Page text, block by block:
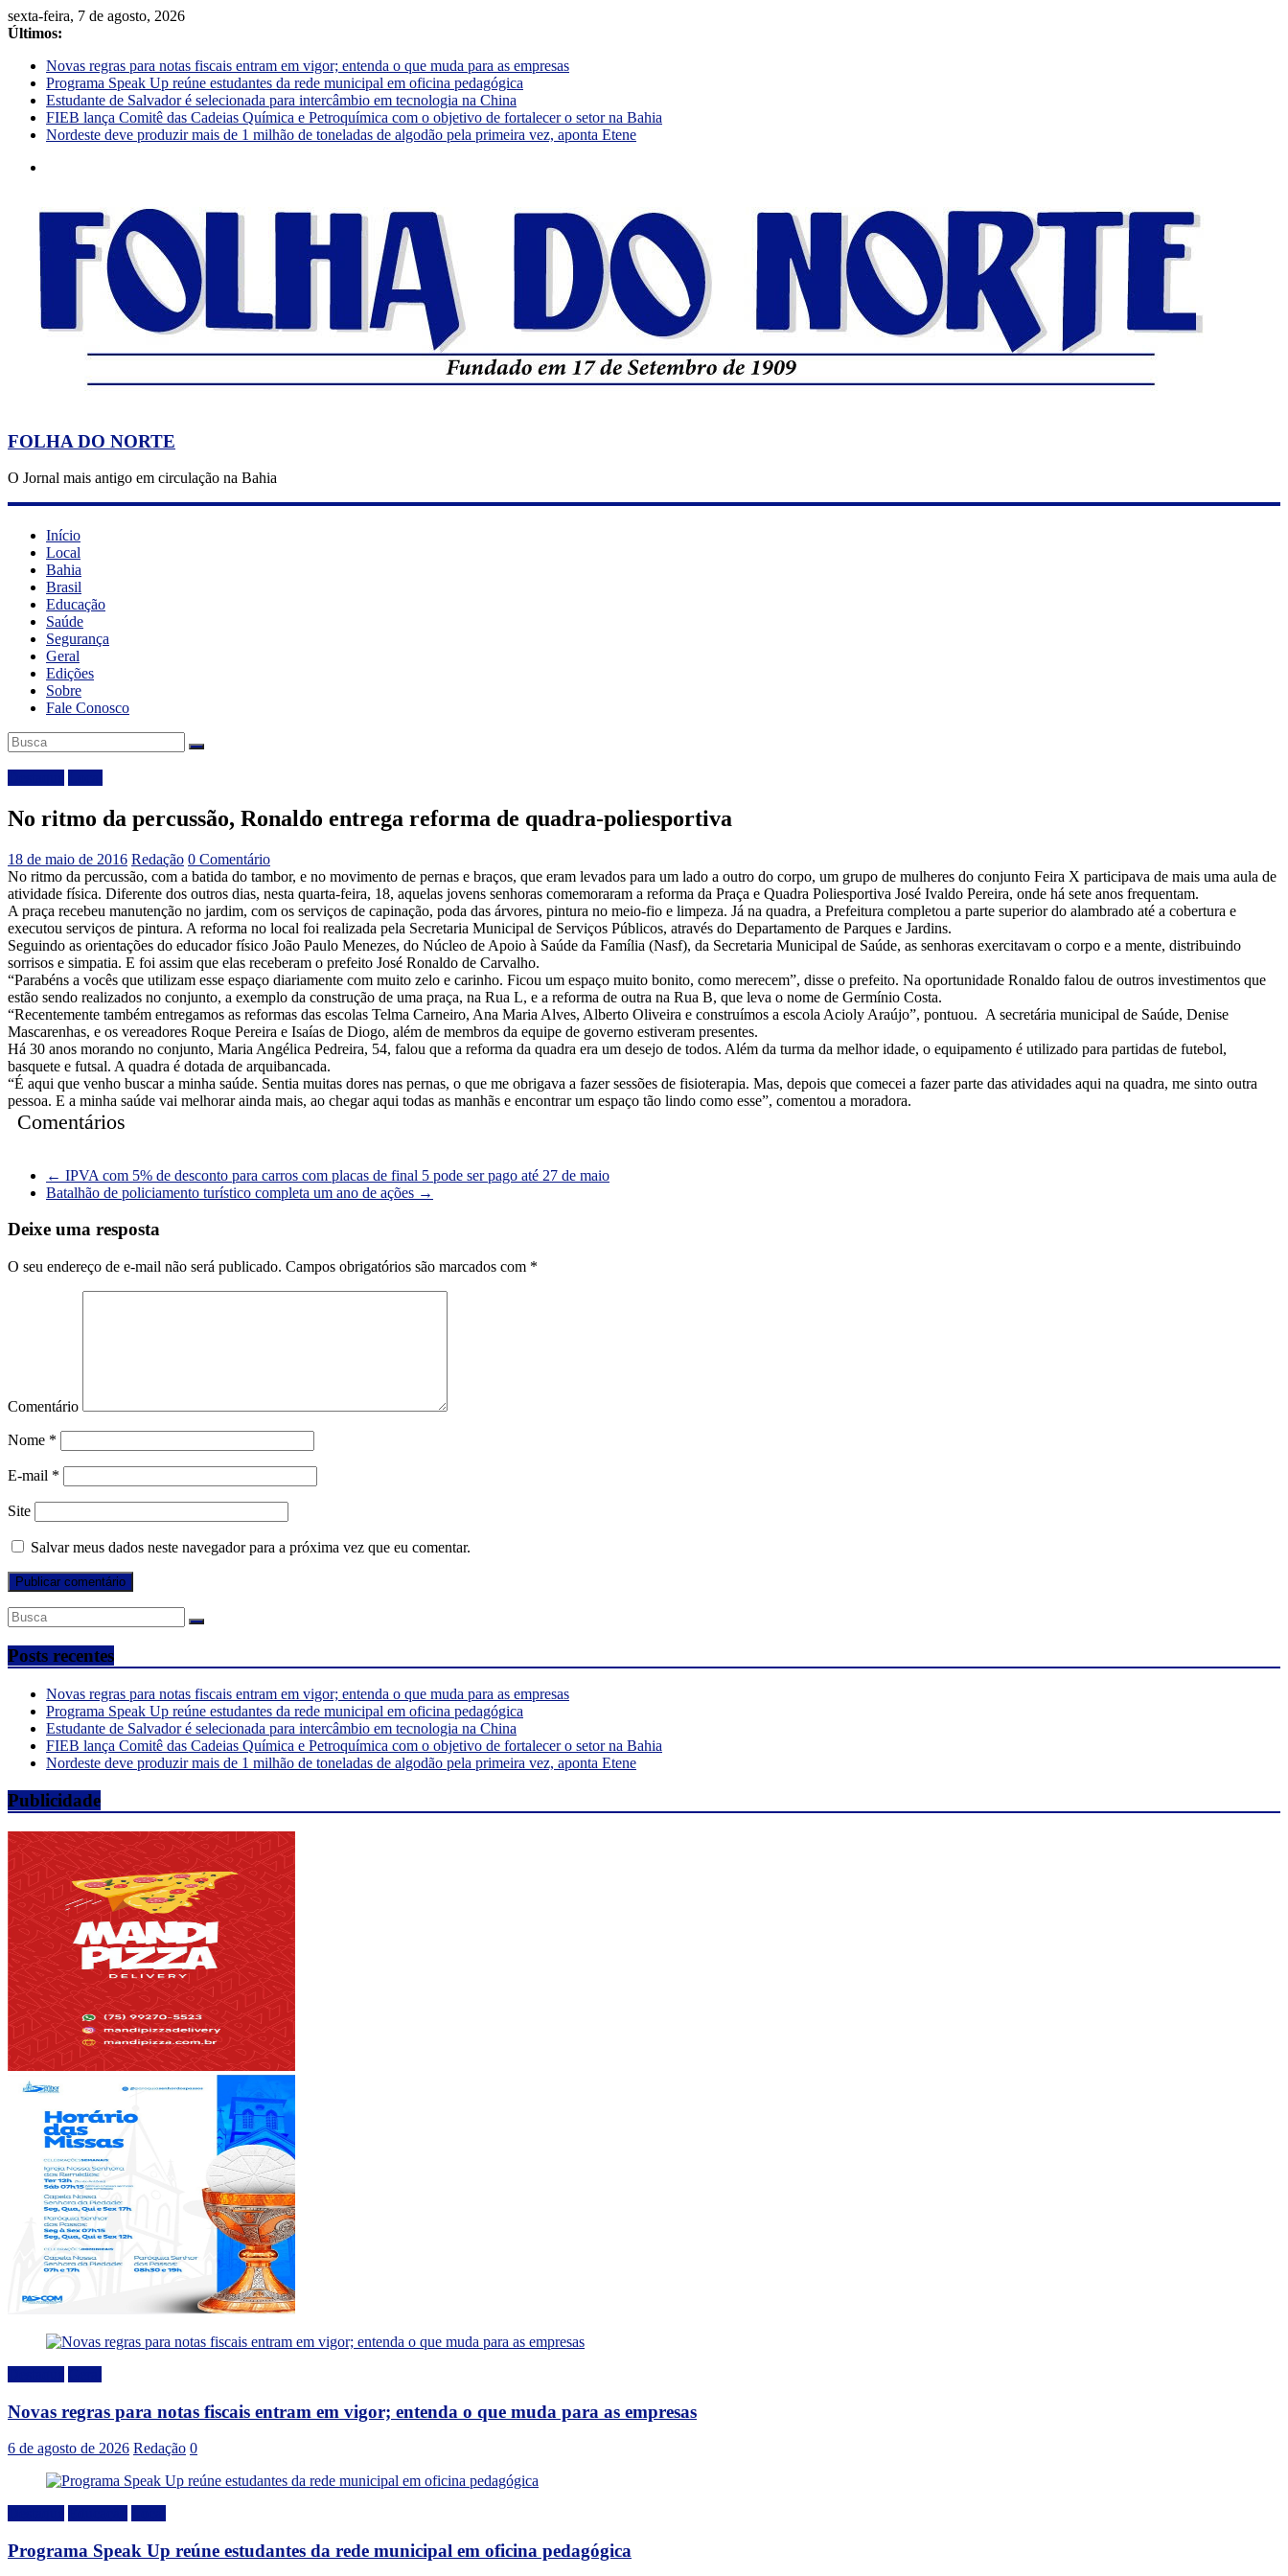
sexta-feira, 7 de agosto, 2026
Últimos:
Novas regras para notas fiscais entram em vigor; entenda o que muda para as empresas
Programa Speak Up reúne estudantes da rede municipal em oficina pedagógica
Estudante de Salvador é selecionada para intercâmbio em tecnologia na China
FIEB lança Comitê das Cadeias Química e Petroquímica com o objetivo de fortalecer o setor na Bahia
Nordeste deve produzir mais de 1 milhão de toneladas de algodão pela primeira vez, aponta Etene
FOLHA DO NORTE
O Jornal mais antigo em circulação na Bahia
Início
Local
Bahia
Brasil
Educação
Saúde
Segurança
Geral
Edições
Sobre
Fale Conosco
No ritmo da percussão, Ronaldo entrega reforma de quadra-poliesportiva
18 de maio de 2016 Redação 0 Comentário
No ritmo da percussão, com a batida do tambor, e no movimento de pernas e braços, que eram levados para um lado a outro do corpo, um grupo de mulheres do conjunto Feira X participava de mais uma aula de
atividade física. Diferente dos outros dias, nesta quarta-feira, 18, aquelas jovens senhoras comemoraram a reforma da Praça e Quadra Poliesportiva José Ivaldo Pereira, onde há sete anos frequentam.
A praça recebeu manutenção no jardim, com os serviços de capinação, poda das árvores, pintura no meio-fio e limpeza. Já na quadra, a Prefeitura completou a parte superior do alambrado até a cobertura e
executou serviços de pintura. A reforma no local foi realizada pela Secretaria Municipal de Serviços Públicos, através do Departamento de Parques e Jardins.
Seguindo as orientações do educador físico João Paulo Menezes, do Núcleo de Apoio à Saúde da Família (Nasf), da Secretaria Municipal de Saúde, as senhoras exercitavam o corpo e a mente, distribuindo
sorrisos e simpatia. E foi assim que elas receberam o prefeito José Ronaldo de Carvalho.
“Parabéns a vocês que utilizam esse espaço diariamente com muito zelo e carinho. Ficou um espaço muito bonito, como merecem”, disse o prefeito. Na oportunidade Ronaldo falou de outros investimentos que
estão sendo realizados no conjunto, a exemplo da construção de uma praça, na Rua L, e a reforma de outra na Rua B, que leva o nome de Germínio Costa.
“Recentemente também entregamos as reformas das escolas Telma Carneiro, Ana Maria Alves, Alberto Oliveira e construímos a escola Acioly Araújo”, pontuou. A secretária municipal de Saúde, Denise
Mascarenhas, e os vereadores Roque Pereira e Isaías de Diogo, além de membros da equipe de governo estiveram presentes.
Há 30 anos morando no conjunto, Maria Angélica Pedreira, 54, falou que a reforma da quadra era um desejo de todos. Além da turma da melhor idade, o equipamento é utilizado para partidas de futebol,
basquete e futsal. A quadra é dotada de arquibancada.
“É aqui que venho buscar a minha saúde. Sentia muitas dores nas pernas, o que me obrigava a fazer sessões de fisioterapia. Mas, depois que comecei a fazer parte das atividades aqui na quadra, me sinto outra
pessoa. E a minha saúde vai melhorar ainda mais, ao chegar aqui todas as manhãs e encontrar um espaço tão lindo como esse”, comentou a moradora.
Comentários
← IPVA com 5% de desconto para carros com placas de final 5 pode ser pago até 27 de maio
Batalhão de policiamento turístico completa um ano de ações →
Deixe uma resposta
O seu endereço de e-mail não será publicado. Campos obrigatórios são marcados com *
Comentário
Nome *
E-mail *
Site
Salvar meus dados neste navegador para a próxima vez que eu comentar.
Posts recentes
Novas regras para notas fiscais entram em vigor; entenda o que muda para as empresas
Programa Speak Up reúne estudantes da rede municipal em oficina pedagógica
Estudante de Salvador é selecionada para intercâmbio em tecnologia na China
FIEB lança Comitê das Cadeias Química e Petroquímica com o objetivo de fortalecer o setor na Bahia
Nordeste deve produzir mais de 1 milhão de toneladas de algodão pela primeira vez, aponta Etene
Publicidade
Novas regras para notas fiscais entram em vigor; entenda o que muda para as empresas
6 de agosto de 2026 Redação 0
Programa Speak Up reúne estudantes da rede municipal em oficina pedagógica